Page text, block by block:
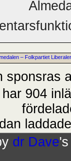
– Folkpartiet
sponsras
904
dr Dave